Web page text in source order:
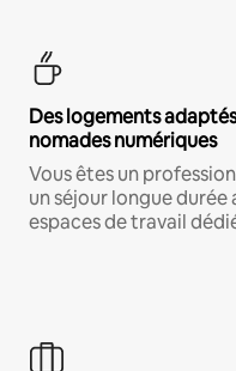
Des logements
nomades numériques
Vous êtes un
un séjour longue
espaces de travail